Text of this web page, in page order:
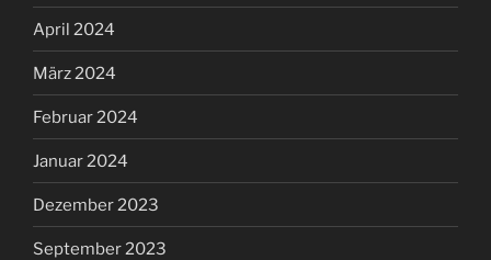
April 2024
März 2024
Februar 2024
Januar 2024
Dezember 2023
September 2023